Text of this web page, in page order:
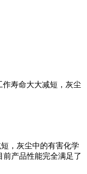
寿命大大减短，灰尘
，灰尘中的有害化学
产品性能完全满足了